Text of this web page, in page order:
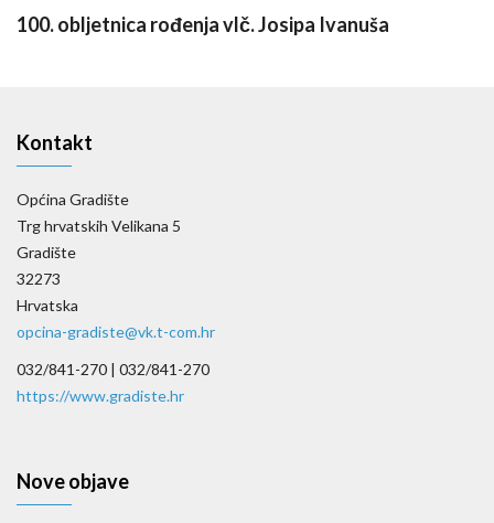
100. obljetnica rođenja vlč. Josipa Ivanuša
Kontakt
Općina Gradište
Trg hrvatskih Velikana 5
Gradište
32273
Hrvatska
opcina-gradiste@vk.t-com.hr
032/841-270 | 032/841-270
https://www.gradiste.hr
Nove objave